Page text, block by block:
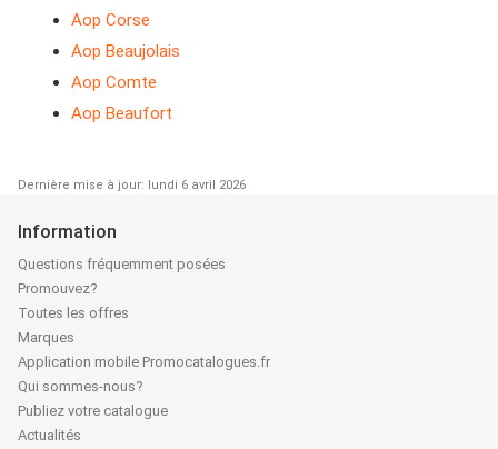
Aop Corse
Aop Beaujolais
Aop Comte
Aop Beaufort
Dernière mise à jour: lundi 6 avril 2026
Information
Questions fréquemment posées
Promouvez?
Toutes les offres
Marques
Application mobile Promocatalogues.fr
Qui sommes-nous?
Publiez votre catalogue
Actualités